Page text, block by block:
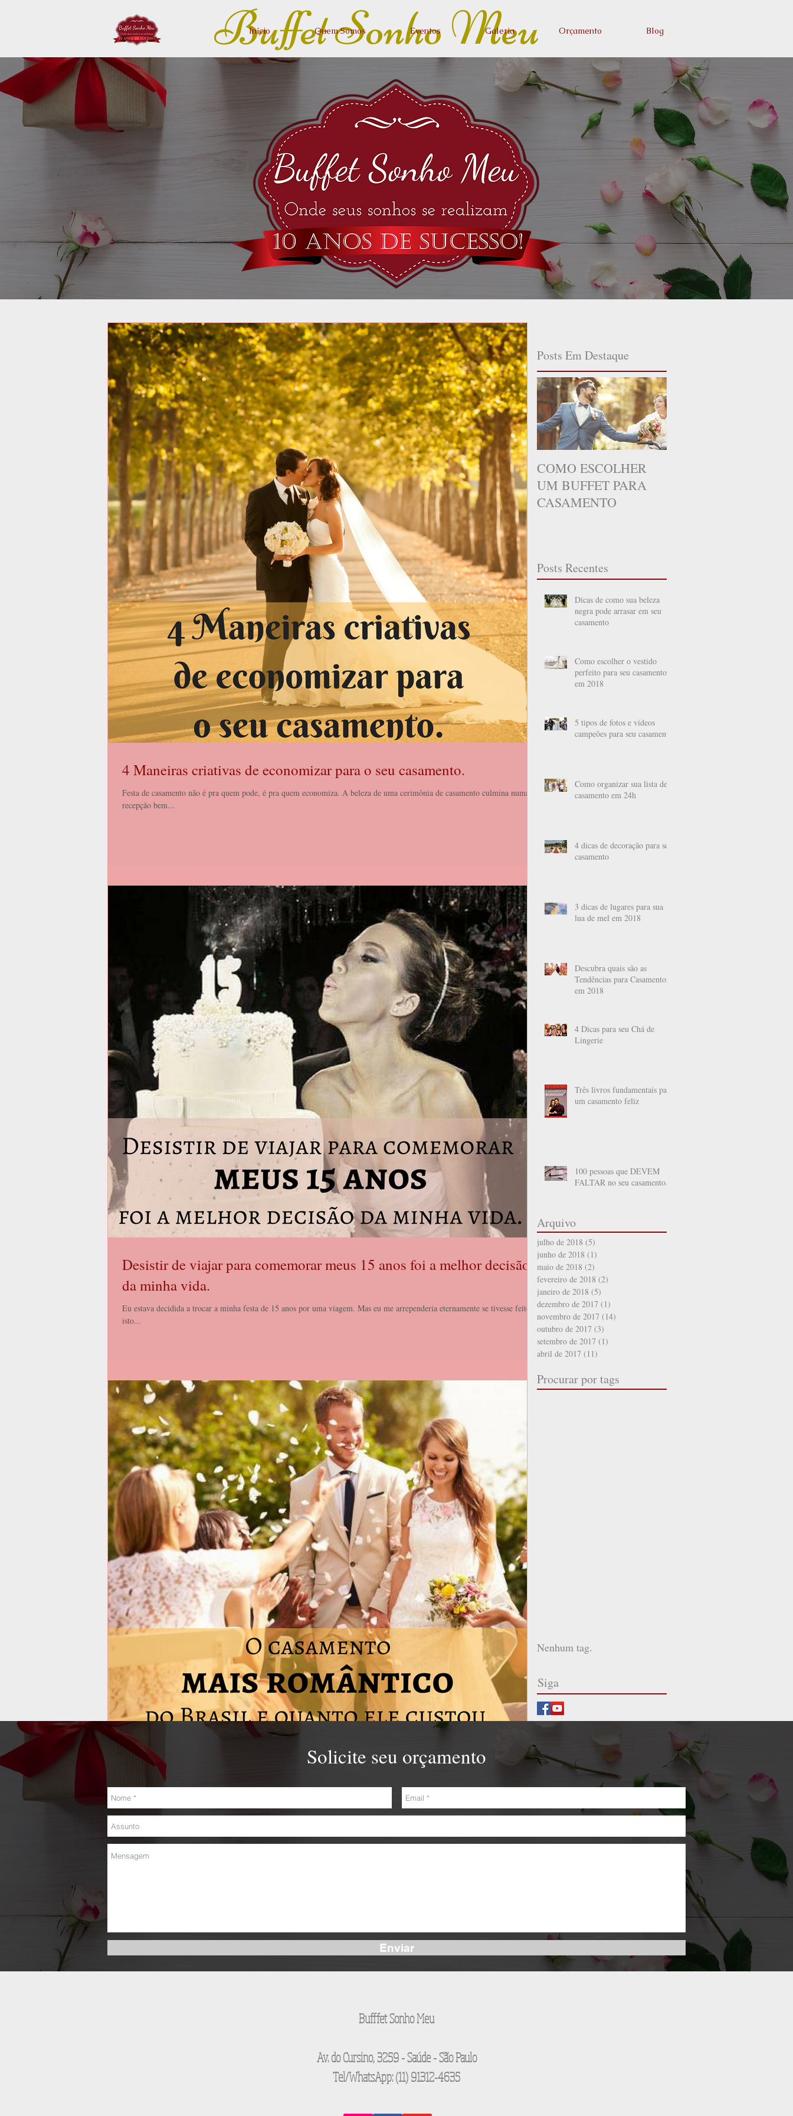
Início Quem Somos Eventos Galeria Orçamento Blog
Buffet Sonho Meu
4 Maneiras criativas de economizar para o seu casamento.
Festa de casamento não é pra quem pode, é pra quem economiza. A beleza de uma cerimônia de casamento culmina numa
recepção bem...
Desistir de viajar para comemorar meus 15 anos foi a melhor decisão
da minha vida.
Eu estava decidida a trocar a minha festa de 15 anos por uma viagem. Mas eu me arrependeria eternamente se tivesse feito
isto...
O casamento mais romântico do Brasil e quanto ele custou.
O casamento mais romântico do Brasil aconteceu ontem. No dia de ontem, em algum lugar do país duas pessoas trocaram
juras de amor,...
Posts Em Destaque
COMO ESCOLHER
UM BUFFET PARA
CASAMENTO
Posts Recentes
Dicas de como sua beleza
negra pode arrasar em seu
casamento
Como escolher o vestido
perfeito para seu casamento
em 2018
5 tipos de fotos e vídeos
campeões para seu casamento
Como organizar sua lista de
casamento em 24h
4 dicas de decoração para seu
casamento
3 dicas de lugares para sua
lua de mel em 2018
Descubra quais são as
Tendências para Casamentos
em 2018
4 Dicas para seu Chá de
Lingerie
Três livros fundamentais para
um casamento feliz
100 pessoas que DEVEM
FALTAR no seu casamento.
Arquivo
julho de 2018 (5)
junho de 2018 (1)
maio de 2018 (2)
fevereiro de 2018 (2)
janeiro de 2018 (5)
dezembro de 2017 (1)
novembro de 2017 (14)
outubro de 2017 (3)
setembro de 2017 (1)
abril de 2017 (11)
Procurar por tags
Nenhum tag.
Siga
Solicite seu orçamento
Enviar
Bufffet Sonho Meu
Av. do Cursino, 3259 - Saúde - São Paulo
Tel/WhatsApp: (11) 91312-4635